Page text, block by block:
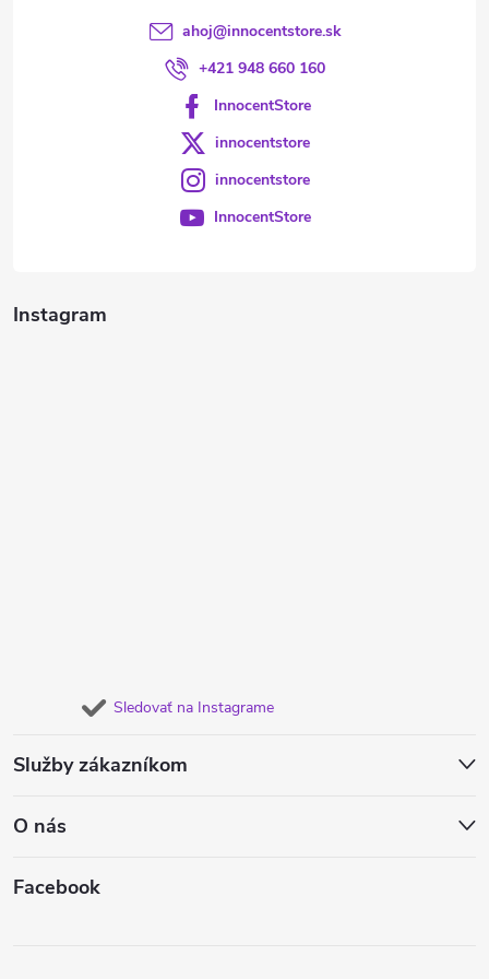
Instagram
Sledovať na Instagrame
Služby zákazníkom
O nás
Facebook
ahoj@innocentstore.sk
+421 948 660 160
InnocentStore
innocentstore
innocentstore
InnocentStore